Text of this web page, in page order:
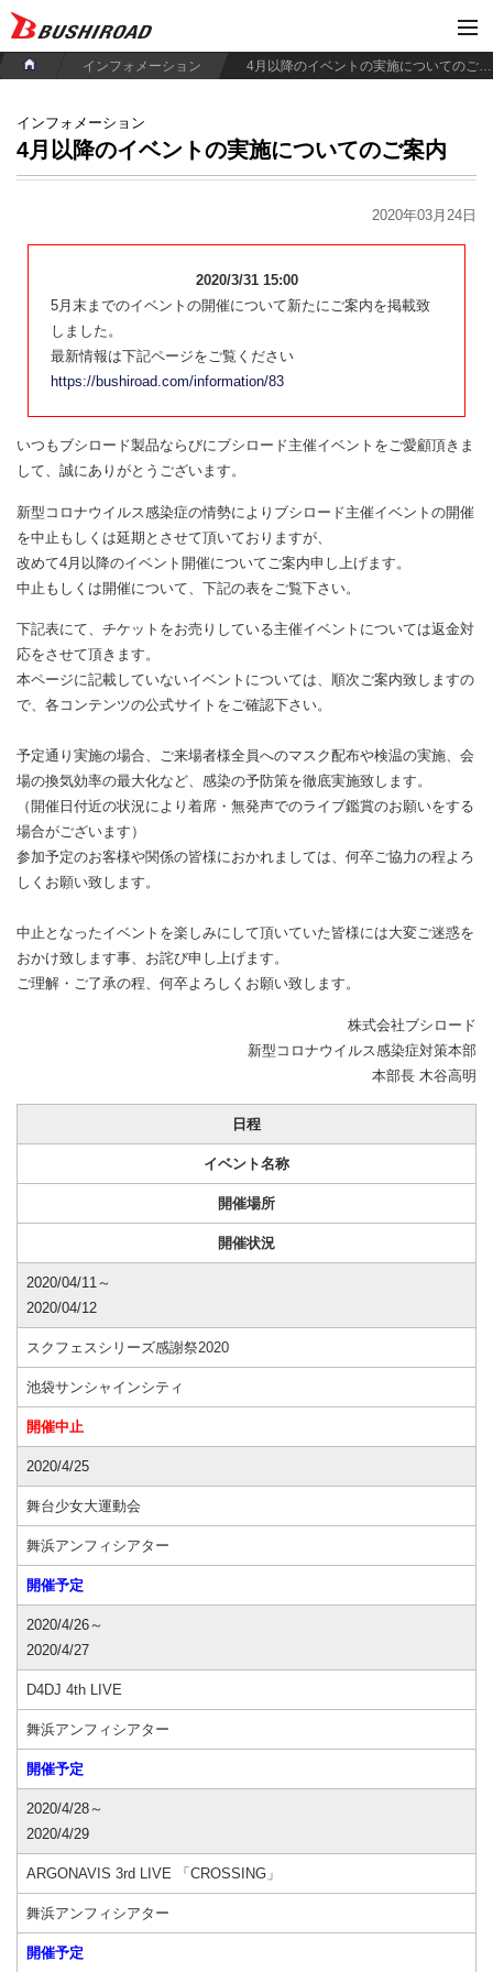
インフォメーション 4月以降のイベントの実施についてのご案内
インフォメーション
4月以降のイベントの実施についてのご案内
2020年03月24日
2020/3/31 15:00
5月末までのイベントの開催について新たにご案内を掲載致
しました。
最新情報は下記ページをご覧ください
https://bushiroad.com/information/83
いつもブシロード製品ならびにブシロード主催イベントをご愛顧頂きま
して、誠にありがとうございます。
新型コロナウイルス感染症の情勢によりブシロード主催イベントの開催
を中止もしくは延期とさせて頂いておりますが、
改めて4月以降のイベント開催についてご案内申し上げます。
中止もしくは開催について、下記の表をご覧下さい。
下記表にて、チケットをお売りしている主催イベントについては返金対
応をさせて頂きます。
本ページに記載していないイベントについては、順次ご案内致しますの
で、各コンテンツの公式サイトをご確認下さい。
予定通り実施の場合、ご来場者様全員へのマスク配布や検温の実施、会
場の換気効率の最大化など、感染の予防策を徹底実施致します。
（開催日付近の状況により着席・無発声でのライブ鑑賞のお願いをする
場合がございます）
参加予定のお客様や関係の皆様におかれましては、何卒ご協力の程よろ
しくお願い致します。
中止となったイベントを楽しみにして頂いていた皆様には大変ご迷惑を
おかけ致します事、お詫び申し上げます。
ご理解・ご了承の程、何卒よろしくお願い致します。
株式会社ブシロード
新型コロナウイルス感染症対策本部
本部長 木谷高明
日程
イベント名称
開催場所
開催状況
2020/04/11～
2020/04/12
スクフェスシリーズ感謝祭2020
池袋サンシャインシティ
開催中止
2020/4/25
舞台少女大運動会
舞浜アンフィシアター
開催予定
2020/4/26～
2020/4/27
D4DJ 4th LIVE
舞浜アンフィシアター
開催予定
2020/4/28～
2020/4/29
ARGONAVIS 3rd LIVE 「CROSSING」
舞浜アンフィシアター
開催予定